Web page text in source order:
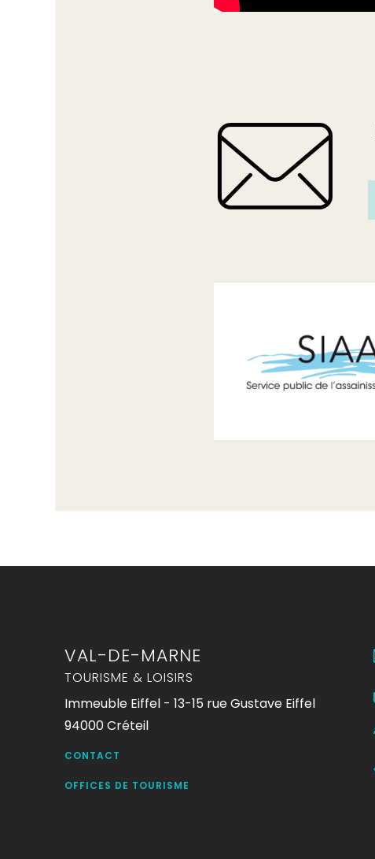
VAL-DE-MARNE
TOURISME & LOISIRS
Immeuble Eiffel - 13-15 rue Gustave Eiffel
94000 Créteil
CONTACT
OFFICES DE TOURISME